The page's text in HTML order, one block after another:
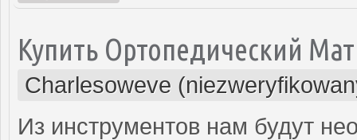
Купить Ортопедический
Charlesoweve
Из инструментов нам будут